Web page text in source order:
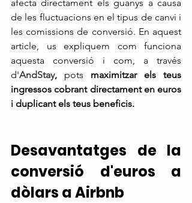
afecta directament els guanys a causa
de les fluctuacions en el tipus de canvi i
les comissions de conversió. En aquest
article, us expliquem com funciona
aquesta conversió i com, a través
d'AndStay, pots maximitzar els teus
ingressos cobrant directament en euros
i duplicant els teus beneficis.
Desavantatges de la
conversió d'euros a
dòlars a Airbnb